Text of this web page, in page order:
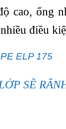
cao, ống
điều
ELP 175
SẼ